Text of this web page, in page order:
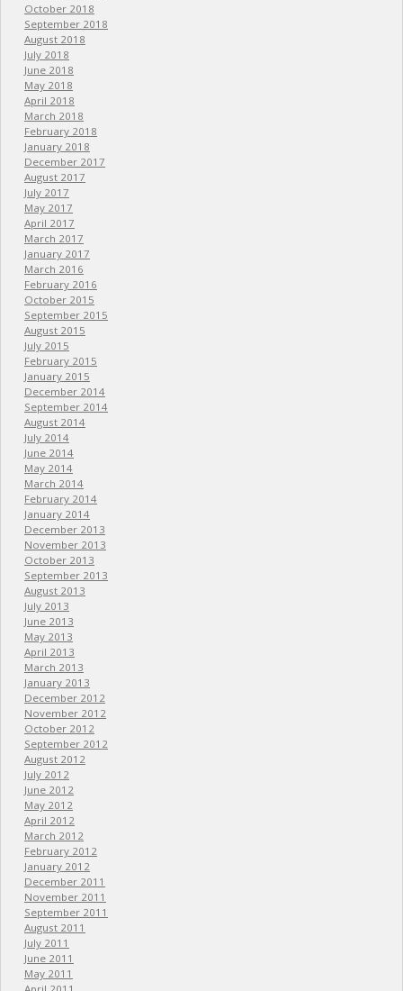
October 2018
September 2018
August 2018
July 2018
June 2018
May 2018
April 2018
March 2018
February 2018
January 2018
December 2017
August 2017
July 2017
May 2017
April 2017
March 2017
January 2017
March 2016
February 2016
October 2015
September 2015
August 2015
July 2015
February 2015
January 2015
December 2014
September 2014
August 2014
July 2014
June 2014
May 2014
March 2014
February 2014
January 2014
December 2013
November 2013
October 2013
September 2013
August 2013
July 2013
June 2013
May 2013
April 2013
March 2013
January 2013
December 2012
November 2012
October 2012
September 2012
August 2012
July 2012
June 2012
May 2012
April 2012
March 2012
February 2012
January 2012
December 2011
November 2011
September 2011
August 2011
July 2011
June 2011
May 2011